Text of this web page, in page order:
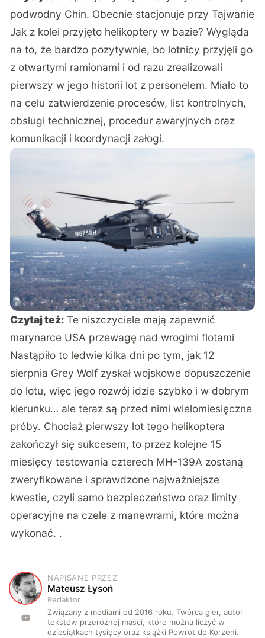
podwodny Chin. Obecnie stacjonuje przy Tajwanie
Jak z kolei przyjęto helikoptery w bazie? Wygląda
na to, że bardzo pozytywnie, bo lotnicy przyjęli go
z otwartymi ramionami i od razu zrealizowali
pierwszy w jego historii lot z personelem. Miało to
na celu zatwierdzenie procesów, list kontrolnych,
obsługi technicznej, procedur awaryjnych oraz
komunikacji i koordynacji załogi.
Czytaj też: Te niszczyciele mają zapewnić
marynarce USA przewagę nad wrogimi flotami
Nastąpiło to ledwie kilka dni po tym, jak 12
sierpnia Grey Wolf zyskał wojskowe dopuszczenie
do lotu, więc jego rozwój idzie szybko i w dobrym
kierunku… ale teraz są przed nimi wielomiesięczne
próby. Chociaż pierwszy lot tego helikoptera
zakończył się sukcesem, to przez kolejne 15
miesięcy testowania czterech MH-139A zostaną
zweryfikowane i sprawdzone najważniejsze
kwestie, czyli samo bezpieczeństwo oraz limity
operacyjne na czele z manewrami, które można
wykonać. .
M
NAPISANE PRZEZ
Mateusz Łysoń
Redaktor
Związany z mediami od 2016 roku. Twórca gier, autor
tekstów przeróżnej maści, które można liczyć w
dziesiątkach tysięcy oraz książki Powrót do Korzeni.